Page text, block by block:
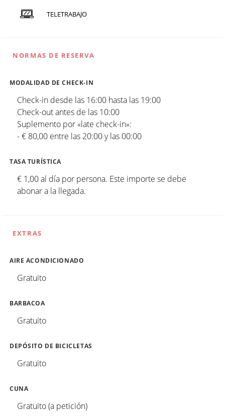
TELETRABAJO
NORMAS DE RESERVA
MODALIDAD DE CHECK-IN
Check-in desde las 16:00 hasta las 19:00
Check-out antes de las 10:00
Suplemento por «late check-in»:
- € 80,00 entre las 20:00 y las 00:00
TASA TURÍSTICA
€ 1,00 al día por persona. Este importe se debe
abonar a la llegada.
EXTRAS
AIRE ACONDICIONADO
Gratuito
BARBACOA
Gratuito
DEPÓSITO DE BICICLETAS
Gratuito
CUNA
Gratuito (a petición)